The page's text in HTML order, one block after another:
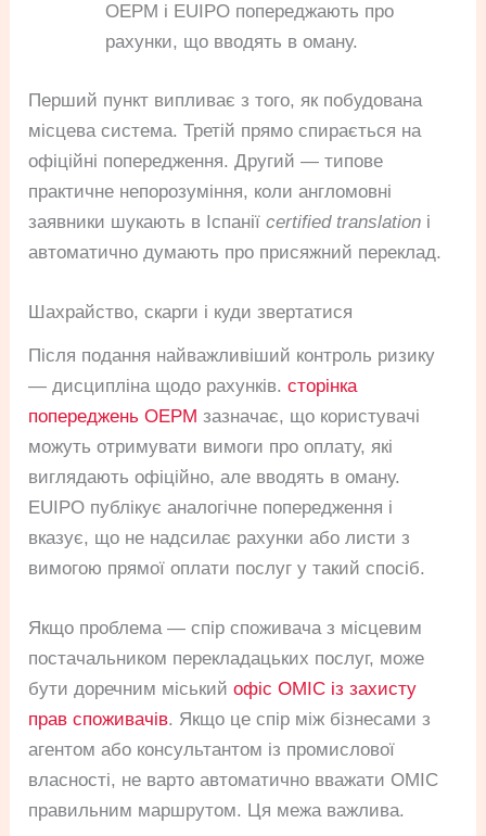
OEPM і EUIPO попереджають про
рахунки, що вводять в оману.
Перший пункт випливає з того, як побудована
місцева система. Третій прямо спирається на
офіційні попередження. Другий — типове
практичне непорозуміння, коли англомовні
заявники шукають в Іспаніїcertified translation і
автоматично думають про присяжний переклад.
Шахрайство, скарги і куди звертатися
Після подання найважливіший контроль ризику
— дисципліна щодо рахунків.сторінка
попереджень OEPM зазначає, що користувачі
можуть отримувати вимоги про оплату, які
виглядають офіційно, але вводять в оману.
EUIPO публікує аналогічне попередження і
вказує, що не надсилає рахунки або листи з
вимогою прямої оплати послуг у такий спосіб.
Якщо проблема — спір споживача з місцевим
постачальником перекладацьких послуг, може
бути доречним міськийофіс OMIC із захисту
прав споживачів. Якщо це спір між бізнесами з
агентом або консультантом із промислової
власності, не варто автоматично вважати OMIC
правильним маршрутом. Ця межа важлива.